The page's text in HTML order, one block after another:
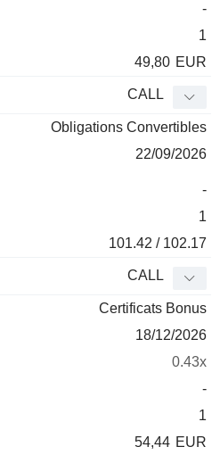
-
1
49,80 EUR
CALL
Obligations Convertibles
22/09/2026
-
1
101.42 / 102.17
CALL
Certificats Bonus
18/12/2026
0.43x
-
1
54,44 EUR